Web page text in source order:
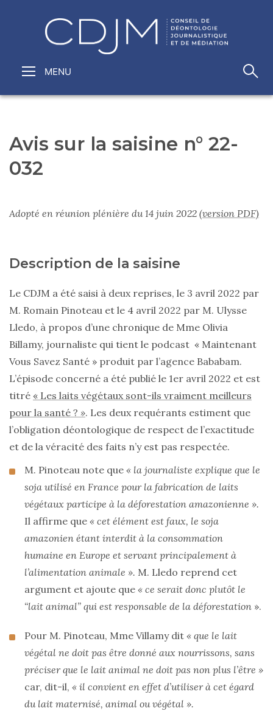
Avis sur la saisine n° 22-
032
Adopté en réunion plénière du 14 juin 2022 (version PDF)
Description de la saisine
Le CDJM a été saisi à deux reprises, le 3 avril 2022 par
M. Romain Pinoteau et le 4 avril 2022 par M. Ulysse
Lledo, à propos d’une chronique de Mme Olivia
Billamy, journaliste qui tient le podcast « Maintenant
Vous Savez Santé » produit par l’agence Bababam.
L’épisode concerné a été publié le 1er avril 2022 et est
titré « Les laits végétaux sont-ils vraiment meilleurs
pour la santé ? ». Les deux requérants estiment que
l’obligation déontologique de respect de l’exactitude
et de la véracité des faits n’y est pas respectée.
M. Pinoteau note que « la journaliste explique que le
soja utilisé en France pour la fabrication de laits
végétaux participe à la déforestation amazonienne ».
Il affirme que « cet élément est faux, le soja
amazonien étant interdit à la consommation
humaine en Europe et servant principalement à
l’alimentation animale ». M. Lledo reprend cet
argument et ajoute que « ce serait donc plutôt le
“lait animal” qui est responsable de la déforestation ».
Pour M. Pinoteau, Mme Villamy dit « que le lait
végétal ne doit pas être donné aux nourrissons, sans
préciser que le lait animal ne doit pas non plus l’être »
car, dit-il, « il convient en effet d’utiliser à cet égard
du lait maternisé, animal ou végétal ».